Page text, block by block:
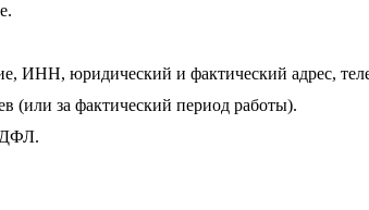
ИНН, юридический и фактический адрес,
(или за фактический период работы).